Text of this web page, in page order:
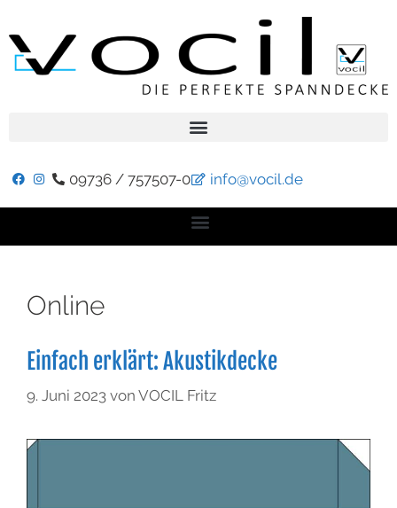
09736 / 757507-0 info@vocil.de
Online
Einfach erklärt: Akustikdecke
9. Juni 2023 von VOCIL Fritz